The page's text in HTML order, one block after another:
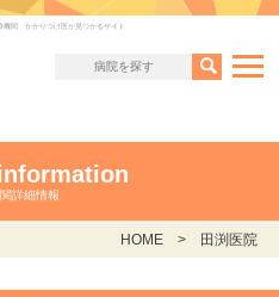
機関 かかりつけ医が見つかるサイト
詳細情報
HOME 田渕医院